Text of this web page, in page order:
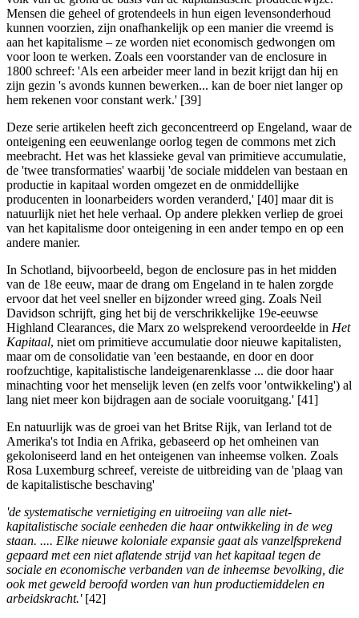
Mensen die geheel of grotendeels in hun eigen levensonderhoud
kunnen voorzien, zijn onafhankelijk op een manier die vreemd is
aan het kapitalisme – ze worden niet economisch gedwongen om
voor loon te werken. Zoals een voorstander van de enclosure in
1800 schreef: 'Als een arbeider meer land in bezit krijgt dan hij en
zijn gezin 's avonds kunnen bewerken... kan de boer niet langer op
hem rekenen voor constant werk.' [39]
Deze serie artikelen heeft zich geconcentreerd op Engeland, waar de
onteigening een eeuwenlange oorlog tegen de commons met zich
meebracht. Het was het klassieke geval van primitieve accumulatie,
de 'twee transformaties' waarbij 'de sociale middelen van bestaan en
productie in kapitaal worden omgezet en de onmiddellijke
producenten in loonarbeiders worden veranderd,' [40] maar dit is
natuurlijk niet het hele verhaal. Op andere plekken verliep de groei
van het kapitalisme door onteigening in een ander tempo en op een
andere manier.
In Schotland, bijvoorbeeld, begon de enclosure pas in het midden
van de 18e eeuw, maar de drang om Engeland in te halen zorgde
ervoor dat het veel sneller en bijzonder wreed ging. Zoals Neil
Davidson schrijft, ging het bij de verschrikkelijke 19e-eeuwse
Highland Clearances, die Marx zo welsprekend veroordeelde in Het
Kapitaal, niet om primitieve accumulatie door nieuwe kapitalisten,
maar om de consolidatie van 'een bestaande, en door en door
roofzuchtige, kapitalistische landeigenarenklasse ... die door haar
minachting voor het menselijk leven (en zelfs voor 'ontwikkeling') al
lang niet meer kon bijdragen aan de sociale vooruitgang.' [41]
En natuurlijk was de groei van het Britse Rijk, van Ierland tot de
Amerika's tot India en Afrika, gebaseerd op het omheinen van
gekoloniseerd land en het onteigenen van inheemse volken. Zoals
Rosa Luxemburg schreef, vereiste de uitbreiding van de 'plaag van
de kapitalistische beschaving'
'de systematische vernietiging en uitroeiing van alle niet-
kapitalistische sociale eenheden die haar ontwikkeling in de weg
staan. .... Elke nieuwe koloniale expansie gaat als vanzelfsprekend
gepaard met een niet aflatende strijd van het kapitaal tegen de
sociale en economische verbanden van de inheemse bevolking, die
ook met geweld beroofd worden van hun productiemiddelen en
arbeidskracht.' [42]